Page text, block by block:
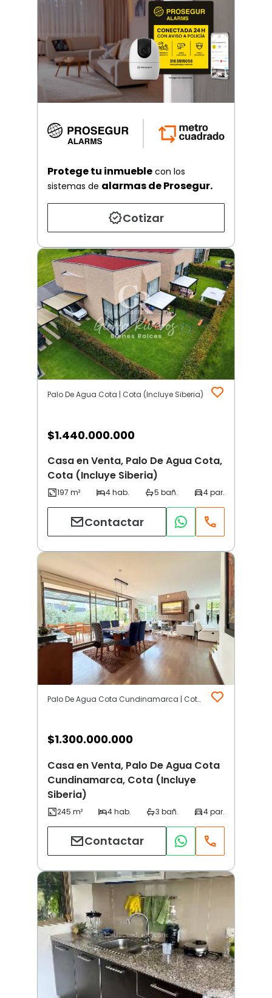
Protege tu inmueble con los
sistemas de alarmas de Prosegur.
Cotizar
Palo De Agua Cota | Cota (Incluye Siberia)
$1.440.000.000
Casa en Venta, Palo De Agua Cota,
Cota (Incluye Siberia)
Contactar
Palo De Agua Cota Cundinamarca | Cota (Incluye Siberia)
$1.300.000.000
Casa en Venta, Palo De Agua Cota
Cundinamarca, Cota (Incluye
Siberia)
Contactar